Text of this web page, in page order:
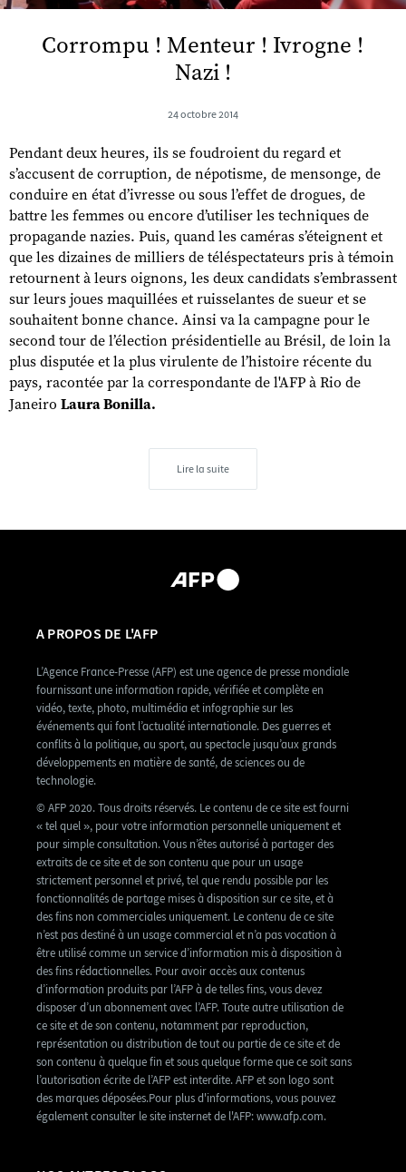
Corrompu ! Menteur ! Ivrogne !
Nazi !
24 octobre 2014
Pendant deux heures, ils se foudroient du regard et
s’accusent de corruption, de népotisme, de mensonge, de
conduire en état d’ivresse ou sous l’effet de drogues, de
battre les femmes ou encore d’utiliser les techniques de
propagande nazies. Puis, quand les caméras s’éteignent et
que les dizaines de milliers de téléspectateurs pris à témoin
retournent à leurs oignons, les deux candidats s’embrassent
sur leurs joues maquillées et ruisselantes de sueur et se
souhaitent bonne chance. Ainsi va la campagne pour le
second tour de l’élection présidentielle au Brésil, de loin la
plus disputée et la plus virulente de l’histoire récente du
pays, racontée par la correspondante de l'AFP à Rio de
Janeiro Laura Bonilla.
Lire la suite
A PROPOS DE L'AFP
L’Agence France-Presse (AFP) est une agence de presse mondiale
fournissant une information rapide, vérifiée et complète en
vidéo, texte, photo, multimédia et infographie sur les
événements qui font l’actualité internationale. Des guerres et
conflits à la politique, au sport, au spectacle jusqu’aux grands
développements en matière de santé, de sciences ou de
technologie.
© AFP 2020. Tous droits réservés. Le contenu de ce site est fourni
« tel quel », pour votre information personnelle uniquement et
pour simple consultation. Vous n’êtes autorisé à partager des
extraits de ce site et de son contenu que pour un usage
strictement personnel et privé, tel que rendu possible par les
fonctionnalités de partage mises à disposition sur ce site, et à
des fins non commerciales uniquement. Le contenu de ce site
n’est pas destiné à un usage commercial et n’a pas vocation à
être utilisé comme un service d’information mis à disposition à
des fins rédactionnelles. Pour avoir accès aux contenus
d’information produits par l’AFP à de telles fins, vous devez
disposer d’un abonnement avec l’AFP. Toute autre utilisation de
ce site et de son contenu, notamment par reproduction,
représentation ou distribution de tout ou partie de ce site et de
son contenu à quelque fin et sous quelque forme que ce soit sans
l’autorisation écrite de l’AFP est interdite. AFP et son logo sont
des marques déposées.Pour plus d'informations, vous pouvez
également consulter le site insternet de l'AFP: www.afp.com.